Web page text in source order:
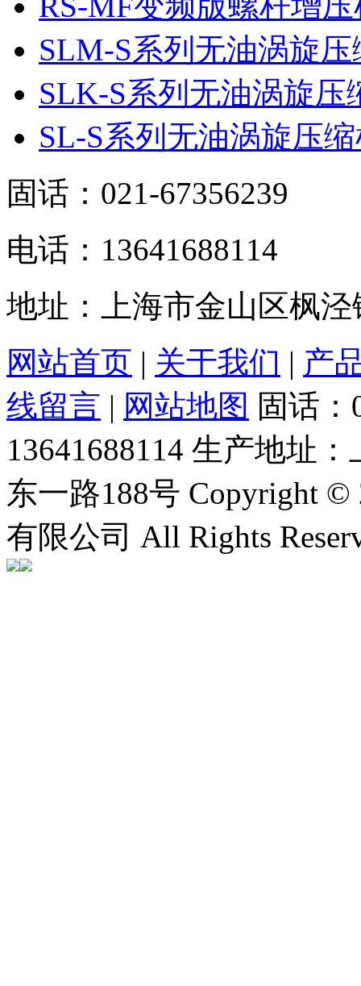
SLM-S系列无油涡旋
SLK-S系列无油涡旋
SL-S系列无油涡旋压
固话：021-67356239
电话：13641688114
地址：上海市金山区枫
网站首页 | 关于我们 | 产
线留言 | 网站地图 固话
13641688114 生产地址：
东一路188号 Copyright ©
有限公司 All Rights